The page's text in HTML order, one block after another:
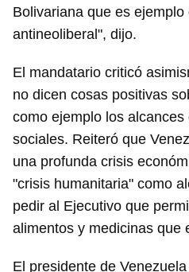
Bolivariana que es ejemplo
antineoliberal", dijo.
El mandatario criticó
no dicen cosas positivas
como ejemplo los
sociales. Reiteró que
una profunda crisis
"crisis humanitaria" como
pedir al Ejecutivo que
alimentos y medicinas que
El presidente de